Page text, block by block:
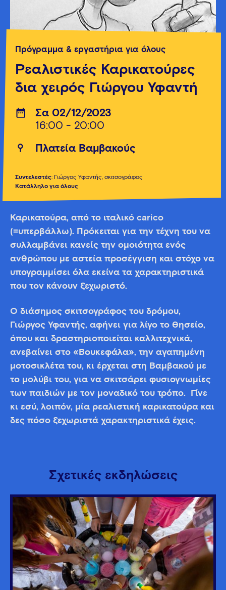
Πρόγραμμα & εργαστήρια για όλους
Ρεαλιστικές Καρικατούρες
δια χειρός Γιώργου Υφαντή
Σα 02/12/2023
16:00 - 20:00
Πλατεία Βαμβακούς
Συντελεστές: Γιώργος Υφαντής, σκιτσογράφος
Κατάλληλο για όλους
Καρικατούρα, από το ιταλικό carico
(=υπερβάλλω). Πρόκειται για την τέχνη του να
συλλαμβάνει κανείς την ομοιότητα ενός
ανθρώπου με αστεία προσέγγιση και στόχο να
υπογραμμίσει όλα εκείνα τα χαρακτηριστικά
που τον κάνουν ξεχωριστό.
Ο διάσημος σκιτσογράφος του δρόμου,
Γιώργος Υφαντής, αφήνει για λίγο το Θησείο,
όπου και δραστηριοποιείται καλλιτεχνικά,
ανεβαίνει στο «Βουκεφάλα», την αγαπημένη
μοτοσικλέτα του, κι έρχεται στη Βαμβακού με
το μολύβι του, για να σκιτσάρει φυσιογνωμίες
των παιδιών με τον μοναδικό του τρόπο. Γίνε
κι εσύ, λοιπόν, μία ρεαλιστική καρικατούρα και
δες πόσο ξεχωριστά χαρακτηριστικά έχεις.
Σχετικές εκδηλώσεις